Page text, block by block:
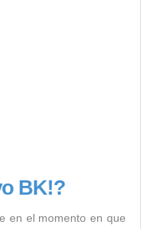
BK!?
en el momento en que